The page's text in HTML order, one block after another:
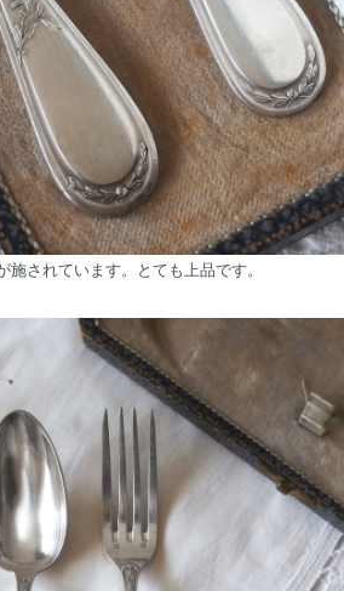
されています。とても上品です。